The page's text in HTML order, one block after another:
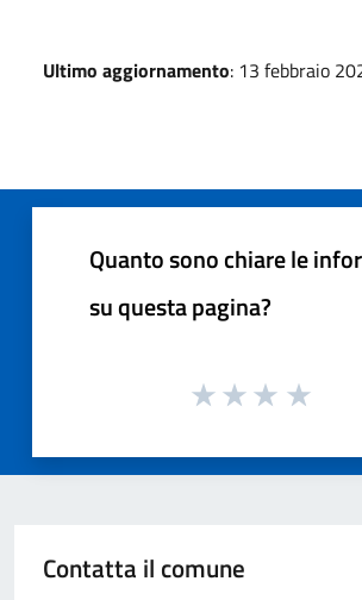
Ultimo aggiornamento: 13 febbraio
Quanto sono chiare le
su questa pagina?
Contatta il comune